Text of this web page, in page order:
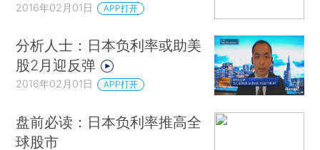
2016年02月01日 APP打开
分析人士：日本负利率或助美
股2月迎反弹
2016年02月01日 APP打开
盘前必读：日本负利率推高全
球股市